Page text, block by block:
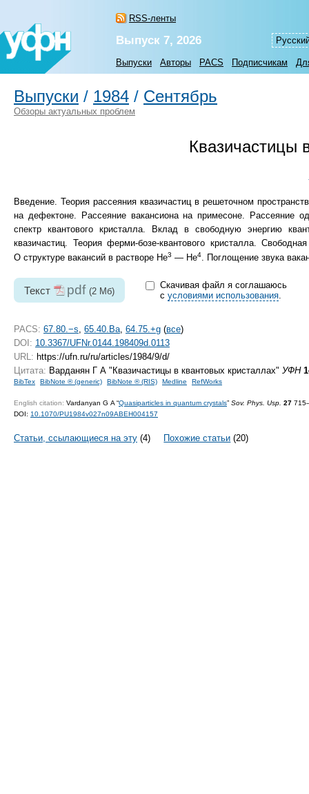
RSS-ленты
Выпуск 7, 2026
Выпуски Авторы PACS Подписчикам
Выпуски / 1984 / Сентябрь
Обзоры актуальных проблем
Квазичастицы
Введение. Теория рассеяния квазичастиц в решеточном
на дефектоне. Рассеяние вакансиона на примесоне. Рассеяние
спектр квантового кристалла. Вклад в свободную энергию
квазичастиц. Теория ферми-бозе-квантового кристалла.
О структуре вакансий в растворе Не3 — Не4 . Поглощение звука
Текст pdf (2 Мб)
Скачивая файл я соглашаюсь
с условиями использования.
PACS: 67.80.−s, 65.40.Ba, 64.75.+g (все)
DOI: 10.3367/UFNr.0144.198409d.0113
URL: https://ufn.ru/ru/articles/1984/9/d/
Цитата: Варданян Г А "Квазичастицы в квантовых кристаллах" УФН
BibTex BibNote ® (generic) BibNote ® (RIS) Medline RefWorks
English citation: Vardanyan G A “Quasiparticles in quantum crystals” Sov. Phys. Usp. 27
DOI: 10.1070/PU1984v027n09ABEH004157
Статьи, ссылающиеся на эту (4) Похожие статьи (20)